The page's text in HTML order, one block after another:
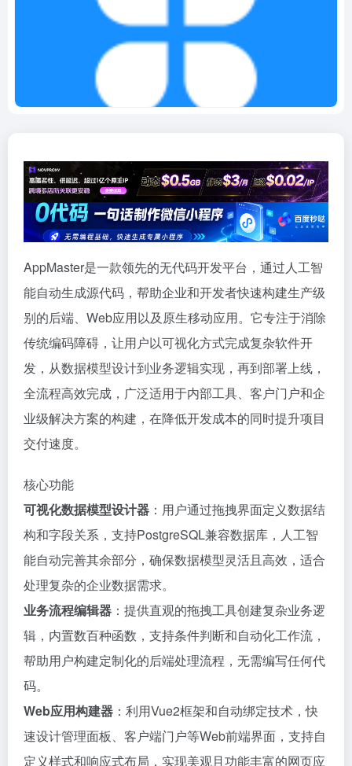
AppMaster是一款领先的无代码开发平台，通过人工智
能自动生成源代码，帮助企业和开发者快速构建生产级
别的后端、Web应用以及原生移动应用。它专注于消除
传统编码障碍，让用户以可视化方式完成复杂软件开
发，从数据模型设计到业务逻辑实现，再到部署上线，
全流程高效完成，广泛适用于内部工具、客户门户和企
业级解决方案的构建，在降低开发成本的同时提升项目
交付速度。
核心功能
可视化数据模型设计器 ：用户通过拖拽界面定义数据结
构和字段关系，支持PostgreSQL兼容数据库，人工智
能自动完善其余部分，确保数据模型灵活且高效，适合
处理复杂的企业数据需求。
业务流程编辑器 ：提供直观的拖拽工具创建复杂业务逻
辑，内置数百种函数，支持条件判断和自动化工作流，
帮助用户构建定制化的后端处理流程，无需编写任何代
码。
Web应用构建器 ：利用Vue2框架和自动绑定技术，快
速设计管理面板、客户端门户等Web前端界面，支持自
定义样式和响应式布局，实现美观且功能丰富的网页应